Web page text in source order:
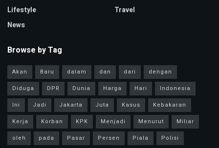
Lifestyle
News
Travel
Browse by Tag
Akan Baru dalam dan dari
dengan
Diduga
DPR Dunia Harga Hari
Indonesia
Ini
Jadi Jakarta Juta Kasus
Kebakaran
Kerja
Korban KPK Menjadi Menurut
Miliar
oleh
pada Pasar Persen Piala
Polisi